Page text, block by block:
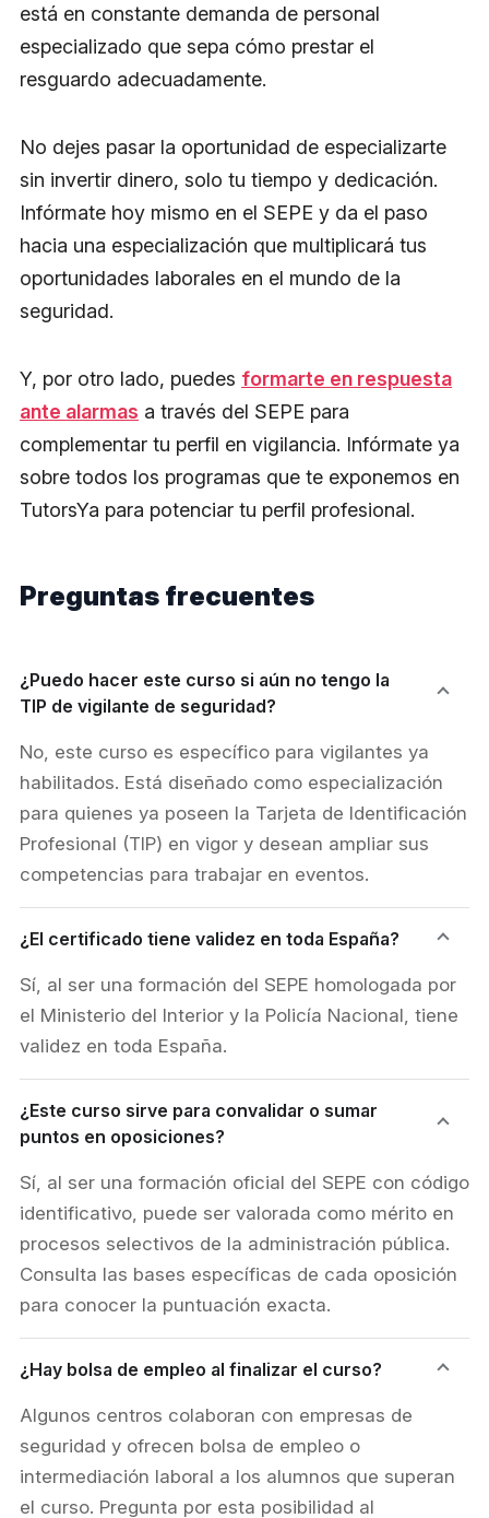
está en constante demanda de personal
especializado que sepa cómo prestar el
resguardo adecuadamente.
No dejes pasar la oportunidad de especializarte
sin invertir dinero, solo tu tiempo y dedicación.
Infórmate hoy mismo en el SEPE y da el paso
hacia una especialización que multiplicará tus
oportunidades laborales en el mundo de la
seguridad.
Y, por otro lado, puedes formarte en respuesta
ante alarmas a través del SEPE para
complementar tu perfil en vigilancia. Infórmate ya
sobre todos los programas que te exponemos en
TutorsYa para potenciar tu perfil profesional.
Preguntas frecuentes
¿Puedo hacer este curso si aún no tengo la
TIP de vigilante de seguridad?
No, este curso es específico para vigilantes ya
habilitados. Está diseñado como especialización
para quienes ya poseen la Tarjeta de Identificación
Profesional (TIP) en vigor y desean ampliar sus
competencias para trabajar en eventos.
¿El certificado tiene validez en toda España?
Sí, al ser una formación del SEPE homologada por
el Ministerio del Interior y la Policía Nacional, tiene
validez en toda España.
¿Este curso sirve para convalidar o sumar
puntos en oposiciones?
Sí, al ser una formación oficial del SEPE con código
identificativo, puede ser valorada como mérito en
procesos selectivos de la administración pública.
Consulta las bases específicas de cada oposición
para conocer la puntuación exacta.
¿Hay bolsa de empleo al finalizar el curso?
Algunos centros colaboran con empresas de
seguridad y ofrecen bolsa de empleo o
intermediación laboral a los alumnos que superan
el curso. Pregunta por esta posibilidad al